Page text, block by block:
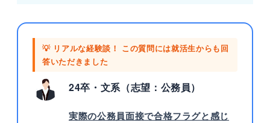
💡 リアルな経験談！ この質問には就活生からも回
答いただきました
24卒・文系（志望：公務員）
実際の公務員面接で合格フラグと感じ